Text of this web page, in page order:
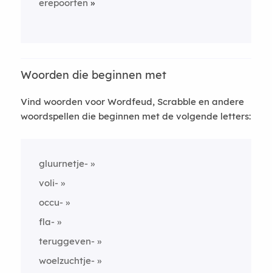
erepoorten
Woorden die beginnen met
Vind woorden voor Wordfeud, Scrabble en andere
woordspellen die beginnen met de volgende letters:
gluurnetje-
voli-
occu-
fla-
teruggeven-
woelzuchtje-